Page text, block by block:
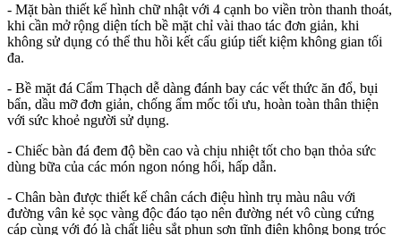
- Mặt bàn thiết kế hình chữ nhật với 4 cạnh bo viền tròn thanh thoát,
khi cần mở rộng diện tích bề mặt chỉ vài thao tác đơn giản, khi
không sử dụng có thể thu hồi kết cấu giúp tiết kiệm không gian tối
đa.
- Bề mặt đá Cẩm Thạch dễ dàng đánh bay các vết thức ăn đổ, bụi
bẩn, dầu mỡ đơn giản, chống ẩm mốc tối ưu, hoàn toàn thân thiện
với sức khoẻ người sử dụng.
- Chiếc bàn đá đem độ bền cao và chịu nhiệt tốt cho bạn thỏa sức
dùng bữa của các món ngon nóng hổi, hấp dẫn.
- Chân bàn được thiết kế chân cách điệu hình trụ màu nâu với
đường vân kẻ sọc vàng độc đáo tạo nên đường nét vô cùng cứng
cáp cùng với đó là chất liệu sắt phun sơn tĩnh điện không bong tróc